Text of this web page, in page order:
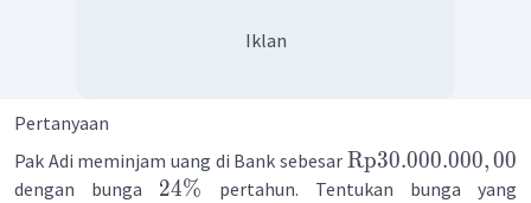
Iklan
Pertanyaan
Pak Adi meminjam uang di Bank sebesar Rp30.000.000,00
dengan bunga 24% pertahun. Tentukan bunga yang